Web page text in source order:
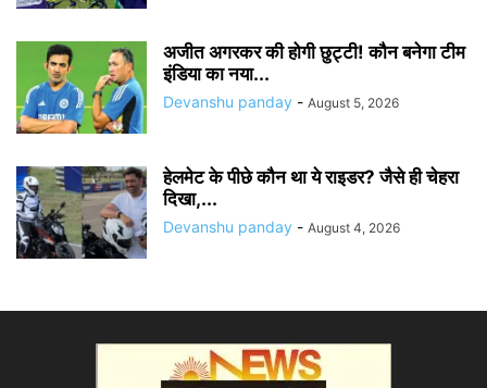
अजीत अगरकर की होगी छुट्टी! कौन बनेगा टीम
इंडिया का नया...
Devanshu panday - August 5, 2026
हेलमेट के पीछे कौन था ये राइडर? जैसे ही चेहरा
दिखा,...
Devanshu panday - August 4, 2026